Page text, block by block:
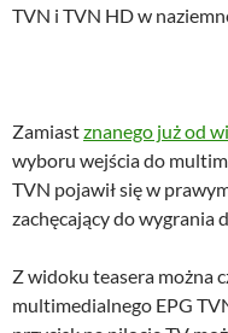
TVN i TVN HD w
Zamiastznanego już od
wyboru wejścia do
TVN pojawił się w
zachęcający do wygrania
Z widoku teasera można
multimedialnego EPG